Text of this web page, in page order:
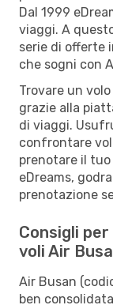
Dal 1999
viaggi. A
serie di offerte
che sogni con
Trovare un
grazie alla
di viaggi.
confrontare
prenotare il
eDreams,
prenotazione
Consigli
voli Air
Air Busan
ben